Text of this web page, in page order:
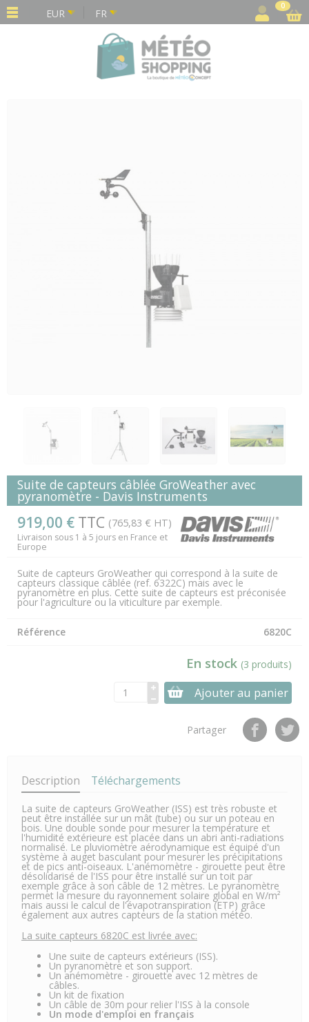
EUR FR
0
Suite de capteurs câblée GroWeather avec
pyranomètre - Davis Instruments
919,00 € TTC (765,83 € HT)
Livraison sous 1 à 5 jours en France et
Europe
Suite de capteurs GroWeather qui correspond à la suite de
capteurs classique câblée (ref. 6322C) mais avec le
pyranomètre en plus. Cette suite de capteurs est préconisée
pour l'agriculture ou la viticulture par exemple.
Référence 6820C
En stock (3 produits)
Ajouter au panier
Partager
Description Téléchargements
La suite de capteurs GroWeather (ISS) est très robuste et
peut être installée sur un mât (tube) ou sur un poteau en
bois. Une double sonde pour mesurer la température et
l'humidité extérieure est placée dans un abri anti-radiations
normalisé. Le pluviomètre aérodynamique est équipé d'un
système à auget basculant pour mesurer les précipitations
et de pics anti-oiseaux. L'anémomètre - girouette peut être
désolidarisé de l'ISS pour être installé sur un toit par
exemple grâce à son câble de 12 mètres. Le pyranomètre
permet la mesure du rayonnement solaire global en W/m²
mais aussi le calcul de l'évapotranspiration (ETP) grâce
également aux autres capteurs de la station météo.
La suite capteurs 6820C est livrée avec:
Une suite de capteurs extérieurs (ISS).
Un pyranomètre et son support.
Un anémomètre - girouette avec 12 mètres de
câbles.
Un kit de fixation
Un câble de 30m pour relier l'ISS à la console
Un mode d'emploi en français
Panneau de gestion des cookies